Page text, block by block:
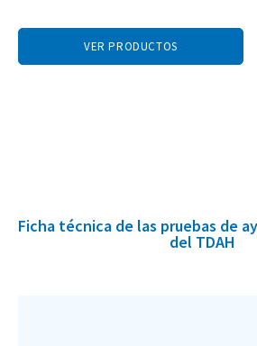
VER PRODUCTOS
Ficha técnica de las pruebas de
del TDAH